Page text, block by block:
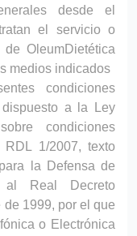
desde el
el servicio o
OleumDietética
medios indicados
condiciones
a la Ley
condiciones
1/2007, texto
la Defensa de
al Real Decreto
1999, por el que
o Electrónica